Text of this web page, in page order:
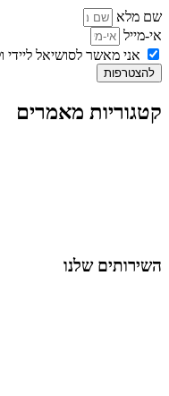
שם מלא
אי-מייל
אני מאשר לסושיאל ליידי
להצטרפות
קטגוריות מאמרים
השירותים שלנו